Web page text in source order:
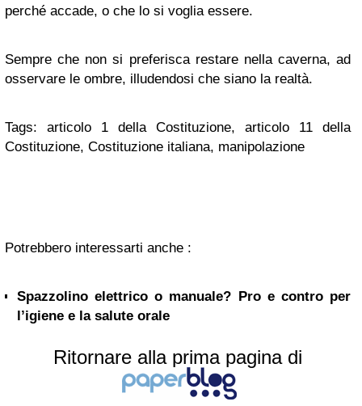
perché accade, o che lo si voglia essere.
Sempre che non si preferisca restare nella caverna, ad
osservare le ombre, illudendosi che siano la realtà.
Tags: articolo 1 della Costituzione, articolo 11 della
Costituzione, Costituzione italiana, manipolazione
Potrebbero interessarti anche :
Spazzolino elettrico o manuale? Pro e contro per
l’igiene e la salute orale
Ritornare alla prima pagina di